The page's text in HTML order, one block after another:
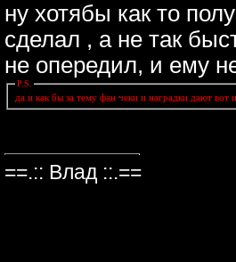
ну хотябы как то
сделал , а не так
не опередил, и ему
P.S.
да и как бы за тему фан чеки и наградки дают вот
==.:: Влад ::.==